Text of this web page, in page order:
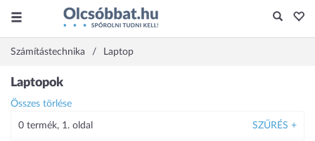
Számítástechnika Laptop
Laptopok
Összes törlése
0 termék, 1. oldal SZŰRÉS +